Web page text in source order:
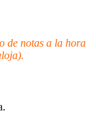
de notas a la hora